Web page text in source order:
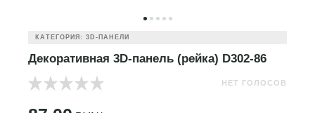
КАТЕГОРИЯ: 3D-ПАНЕЛИ
Декоративная 3D-панель (рейка) D302-86
НЕТ ГОЛОСОВ